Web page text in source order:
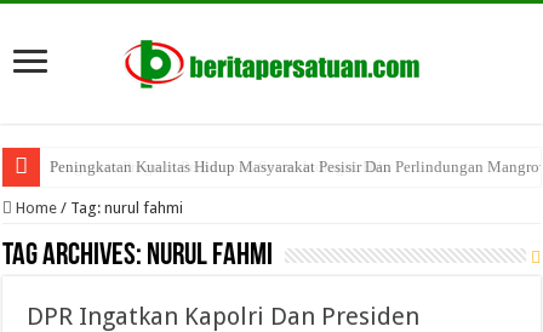
Peningkatan Kualitas Hidup Masyarakat Pesisir Dan Perlindungan
Penguatan Program Perhutanan Sosial Indragiri Hilir
Home / Tag:nurul fahmi
Tag Archives: nurul fahmi
DPR Ingatkan Kapolri Dan Presiden